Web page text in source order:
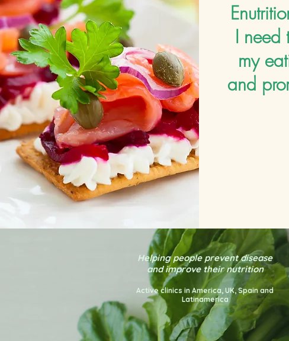
I need
my
and
Helping people prevent disease
and improve their nutrition
Active clinics in America, UK, Spain and
Latinamerica